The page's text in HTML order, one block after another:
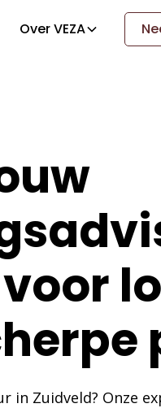
Over VEZA
in Zuidveld? Onze